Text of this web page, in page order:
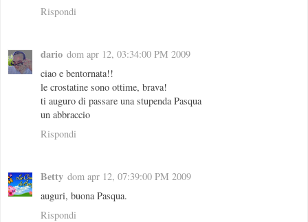
Rispondi
dario dom apr 12, 03:34:00 PM 2009
ciao e bentornata!!
le crostatine sono ottime, brava!
ti auguro di passare una stupenda Pasqua
un abbraccio
Rispondi
Betty dom apr 12, 07:39:00 PM 2009
auguri, buona Pasqua.
Rispondi